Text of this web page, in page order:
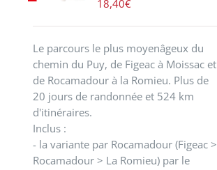
18,40€
Le parcours le plus moyenâgeux du
chemin du Puy, de Figeac à Moissac et
de Rocamadour à la Romieu. Plus de
20 jours de randonnée et 524 km
d'itinéraires.
Inclus :
- la variante par Rocamadour (Figeac >
Rocamadour > La Romieu) par le